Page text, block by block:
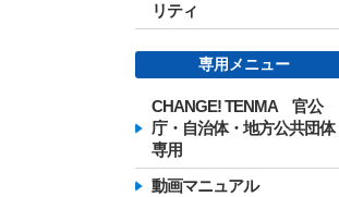
リティ
専用メニュー
CHANGE! TENMA 官公
庁・自治体・地方公共団体
専用
動画マニュアル